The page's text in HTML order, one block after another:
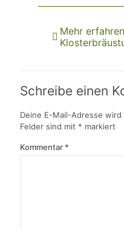
Mehr erfahren
Schreibe einen
Deine E-Mail-Adresse
Felder sind mit * markiert
Kommentar *